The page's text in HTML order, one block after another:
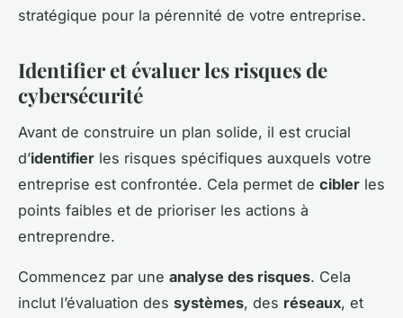
stratégique pour la pérennité de votre entreprise.
Identifier et évaluer les risques de
cybersécurité
Avant de construire un plan solide, il est crucial
d’identifier les risques spécifiques auxquels votre
entreprise est confrontée. Cela permet de cibler les
points faibles et de prioriser les actions à
entreprendre.
Commencez par une analyse des risques. Cela
inclut l’évaluation des systèmes, des réseaux, et